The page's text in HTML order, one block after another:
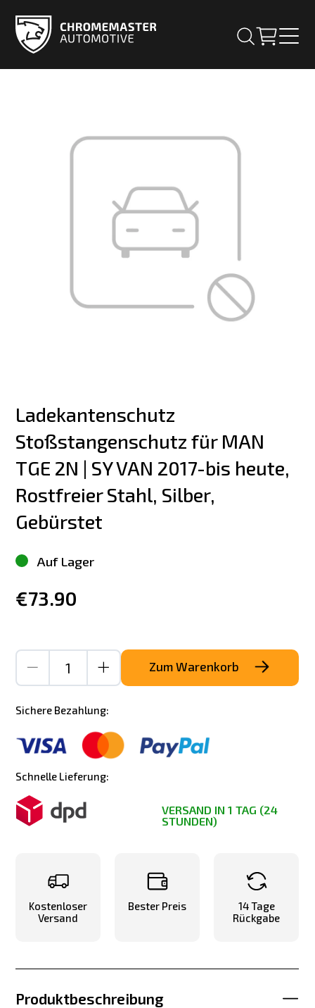
Ladekantenschutz
Stoßstangenschutz für MAN
TGE 2N | SY VAN 2017-bis heute,
Rostfreier Stahl, Silber,
Gebürstet
Auf Lager
€73.90
Zum Warenkorb
Sichere Bezahlung:
Schnelle Lieferung:
VERSAND IN 1 TAG (24
STUNDEN)
Kostenloser
Versand
Bester Preis
14 Tage
Rückgabe
Produktbeschreibung